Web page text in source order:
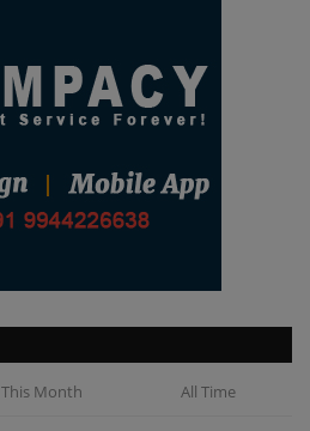
This Month All Time